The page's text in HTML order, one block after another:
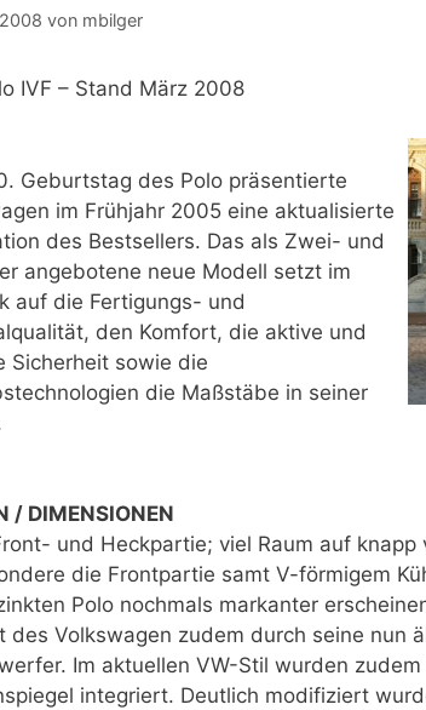
von mbilger
IVF – Stand März 2008
Geburtstag des Polo präsentierte
im Frühjahr 2005 eine aktualisierte
des Bestsellers. Das als Zwei- und
angebotene neue Modell setzt im
auf die Fertigungs- und
den Komfort, die aktive und
Sicherheit sowie die
die Maßstäbe in seiner
/ DIMENSIONEN
und Heckpartie; viel Raum auf knapp
die Frontpartie samt V-förmigem
Polo nochmals markanter
des Volkswagen zudem durch seine nun
Im aktuellen VW-Stil wurden
integriert. Deutlich modifiziert